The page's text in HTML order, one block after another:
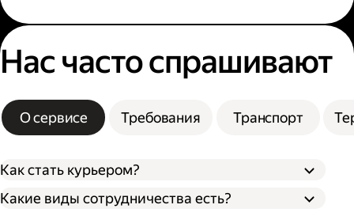
Нас часто спрашивают
О сервисе Требования Транспорт
Как стать курьером?
Какие виды сотрудничества есть?